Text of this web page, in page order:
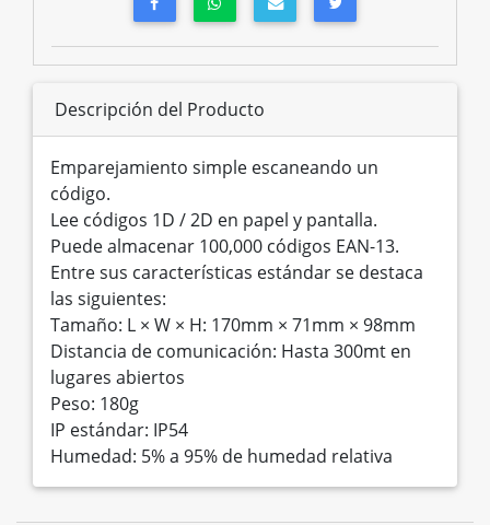
Descripción del Producto
Emparejamiento simple escaneando un
código.
Lee códigos 1D / 2D en papel y pantalla.
Puede almacenar 100,000 códigos EAN-13.
Entre sus características estándar se destaca
las siguientes:
Tamaño: L × W × H: 170mm × 71mm × 98mm
Distancia de comunicación: Hasta 300mt en
lugares abiertos
Peso: 180g
IP estándar: IP54
Humedad: 5% a 95% de humedad relativa